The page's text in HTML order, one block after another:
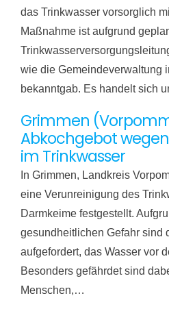
das Trinkwasser vorsorglich
Maßnahme ist aufgrund
wie die Gemeindeverwaltung
bekanntgab. Es handelt sich
Grimmen
Abkochgebot
im Trinkwasser
In Grimmen, Landkreis
eine Verunreinigung des
Darmkeime festgestellt.
gesundheitlichen Gefahr sind
aufgefordert, das Wasser vor
Besonders gefährdet sind
Menschen,…